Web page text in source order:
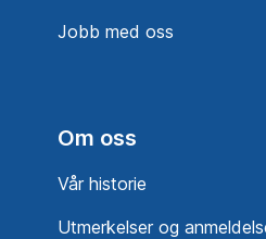
Jobb med oss
Om oss
Vår historie
Utmerkelser og